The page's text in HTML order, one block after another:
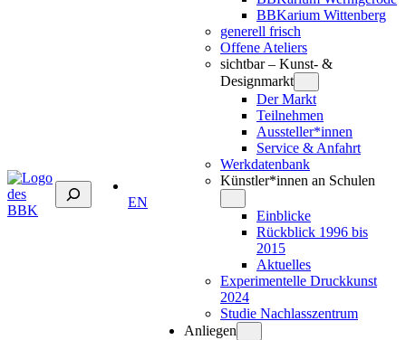
Suchen
EN
BBKarium Wittenberg
generell frisch
Offene Ateliers
sichtbar – Kunst- &
Designmarkt
Der Markt
Teilnehmen
Aussteller*innen
Service & Anfahrt
Werkdatenbank
Künstler*innen an Schulen
Einblicke
Rückblick 1996 bis
2015
Aktuelles
Experimentelle Druckkunst
2024
Studie Nachlasszentrum
Anliegen